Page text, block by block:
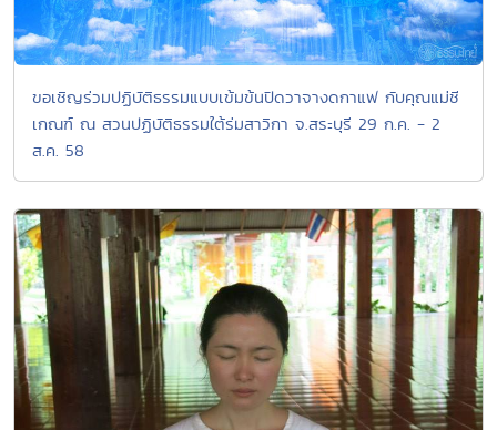
ขอเชิญร่วมปฏิบัติธรรมแบบเข้มข้นปิดวาจางดกาแฟ กับคุณแม่ชี
เกณฑ์ ณ สวนปฏิบัติธรรมใต้ร่มสาวิกา จ.สระบุรี 29 ก.ค. - 2
ส.ค. 58